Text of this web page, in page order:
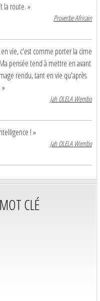
la route. »
Proverbe Africain
vie, c'est comme porter la cime
pensée tend à mettre en avant
rendu, tant en vie qu'après
Jah OLELA Wembo
! »
Jah OLELA Wembo
CLÉ